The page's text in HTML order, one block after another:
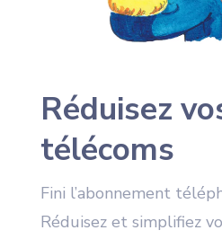
Réduisez
télécoms
Fini l’abonnement
Réduisez et simplifiez